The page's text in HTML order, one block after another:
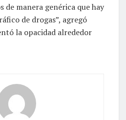
de manera genérica que hay
de drogas”, agregó
la opacidad alrededor